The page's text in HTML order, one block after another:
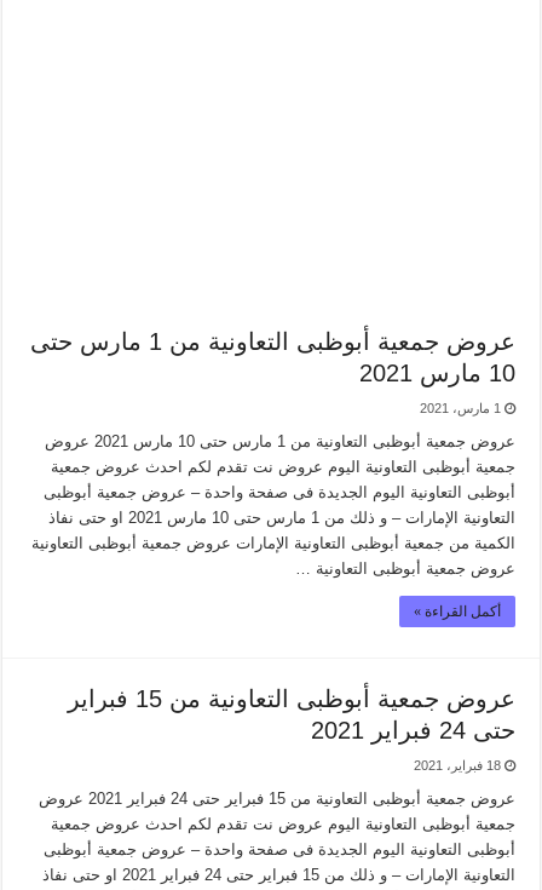
عروض جمعية أبوظبى التعاونية من 1 مارس حتى
10 مارس 2021
1 مارس، 2021
عروض جمعية أبوظبى التعاونية من 1 مارس حتى 10 مارس 2021 عروض
جمعية أبوظبى التعاونية اليوم عروض نت تقدم لكم احدث عروض جمعية
أبوظبى التعاونية اليوم الجديدة فى صفحة واحدة – عروض جمعية أبوظبى
التعاونية الإمارات – و ذلك من 1 مارس حتى 10 مارس 2021 او حتى نفاذ
الكمية من جمعية أبوظبى التعاونية الإمارات عروض جمعية أبوظبى التعاونية
عروض جمعية أبوظبى التعاونية …
أكمل القراءة »
عروض جمعية أبوظبى التعاونية من 15 فبراير
حتى 24 فبراير 2021
18 فبراير، 2021
عروض جمعية أبوظبى التعاونية من 15 فبراير حتى 24 فبراير 2021 عروض
جمعية أبوظبى التعاونية اليوم عروض نت تقدم لكم احدث عروض جمعية
أبوظبى التعاونية اليوم الجديدة فى صفحة واحدة – عروض جمعية أبوظبى
التعاونية الإمارات – و ذلك من 15 فبراير حتى 24 فبراير 2021 او حتى نفاذ